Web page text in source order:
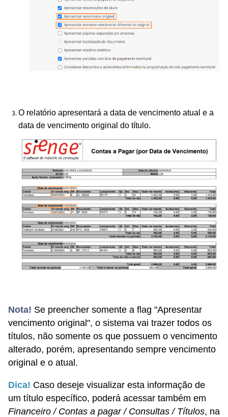
O relatório apresentará a data de vencimento atual e a
data de vencimento original do título.
Nota! Se preencher somente a flag "Apresentar
vencimento original", o sistema vai trazer todos os
títulos, não somente os que possuem o vencimento
alterado, porém, apresentando sempre vencimento
original e o atual.
Dica! Caso deseje visualizar esta informação de
um título específico, poderá acessar também em
Financeiro / Contas a pagar / Consultas / Títulos, na